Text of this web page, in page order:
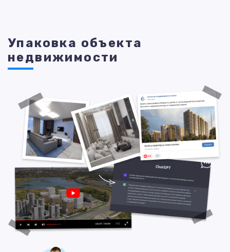
Упаковка объекта
недвижимости